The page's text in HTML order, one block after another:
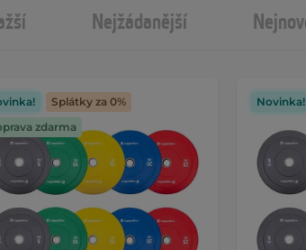
Nejžádanější
Splátky za 0%
zdarma
Novinka!